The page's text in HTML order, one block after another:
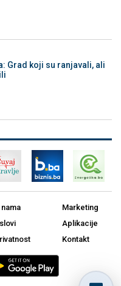
Grad koji su ranjavali, ali
nama
Marketing
Aplikacije
Kontakt